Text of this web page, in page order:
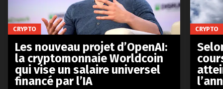
CRYPTO
Les nouveau projet d’OpenAI:
la cryptomonnaie Worldcoin
qui vise un salaire universel
financé par l’IA
CRYPTO